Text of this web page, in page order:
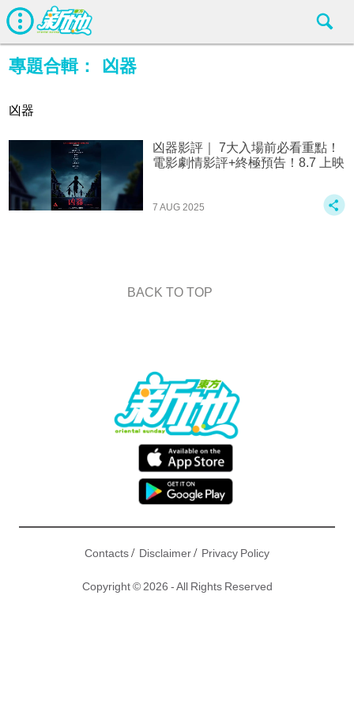
專題合輯： 凶器
凶器
凶器影評｜ 7大入場前必看重點！
電影劇情影評+終極預告！8.7 上映
7 AUG 2025
BACK TO TOP
Contacts/ Disclaimer/ Privacy Policy
Copyright © 2026 - All Rights Reserved